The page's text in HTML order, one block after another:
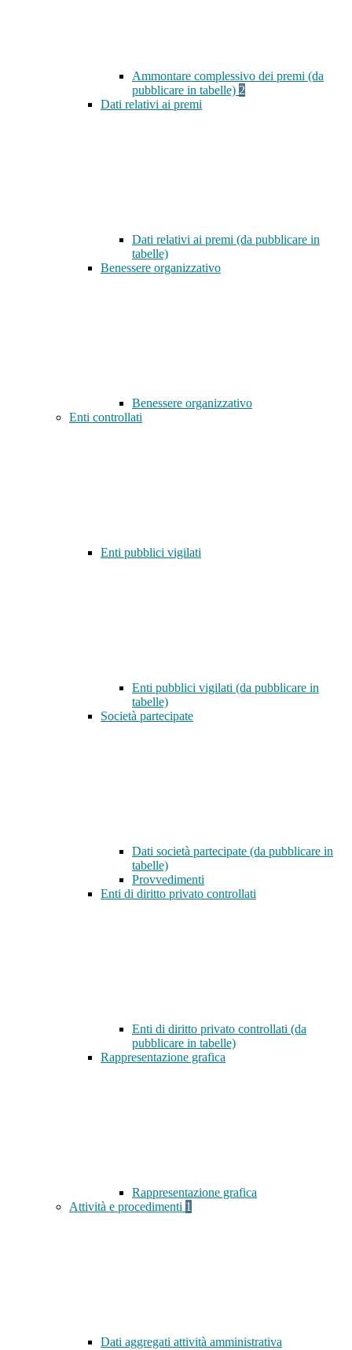
Ammontare complessivo dei premi (da
pubblicare in tabelle) 2
Dati relativi ai premi
Dati relativi ai premi (da pubblicare in
tabelle)
Benessere organizzativo
Benessere organizzativo
Enti controllati
Enti pubblici vigilati
Enti pubblici vigilati (da pubblicare in
tabelle)
Società partecipate
Dati società partecipate (da pubblicare in
tabelle)
Provvedimenti
Enti di diritto privato controllati
Enti di diritto privato controllati (da
pubblicare in tabelle)
Rappresentazione grafica
Rappresentazione grafica
Attività e procedimenti 1
Dati aggregati attività amministrativa